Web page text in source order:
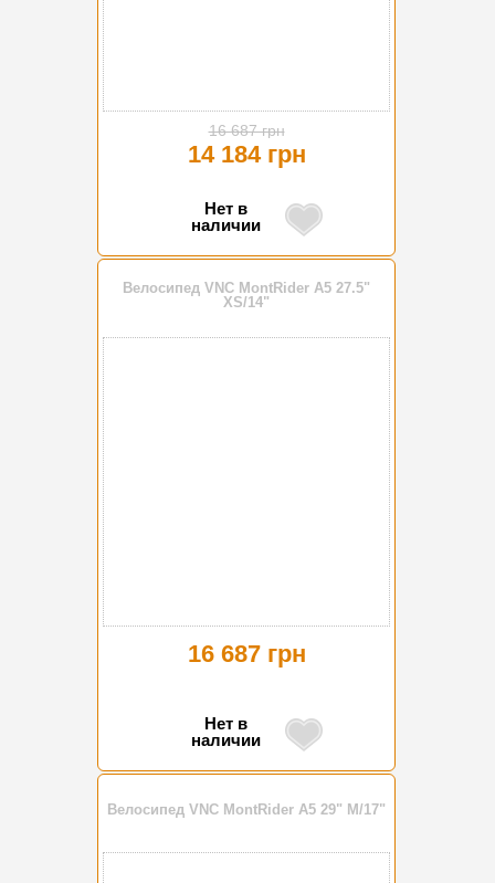
16 687 грн
14 184 грн
Нет в
наличии
Велосипед VNC MontRider A5 27.5"
XS/14"
16 687 грн
Нет в
наличии
Велосипед VNC MontRider A5 29" M/17"